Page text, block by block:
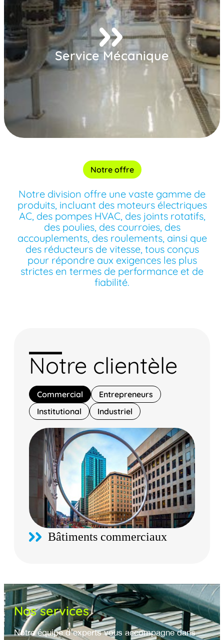
Service Mécanique
Notre offre
Notre division offre une vaste gamme de
produits, incluant des moteurs électriques
AC, des pompes HVAC, des joints rotatifs,
des poulies, des courroies, des
accouplements, des roulements, ainsi que
des réducteurs de vitesse, tous conçus
pour répondre aux exigences les plus
strictes en termes de performance et de
fiabilité.
Notre clientèle
Commercial
Entrepreneurs
Institutional
Industriel
Bâtiments commerciaux
Nos services
Notre équipe d’experts vous accompagne dans